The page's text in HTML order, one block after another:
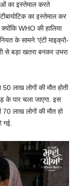
का इस्तेमाल करते
का इस्तेमाल कर
WHO की हालिया
के सामने ‘एंटी माइक्रो-
से बड़ा खतरा बनकर उभरा
50 लाख लोगों की मौत होती
के पार चला जाएगा. इस
लाख लोगों की मौत हो
गई.